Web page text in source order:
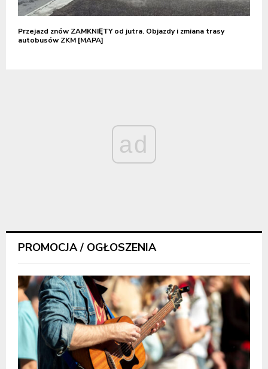
Przejazd znów ZAMKNIĘTY od jutra. Objazdy i zmiana trasy
autobusów ZKM [MAPA]
ad
PROMOCJA / OGŁOSZENIA